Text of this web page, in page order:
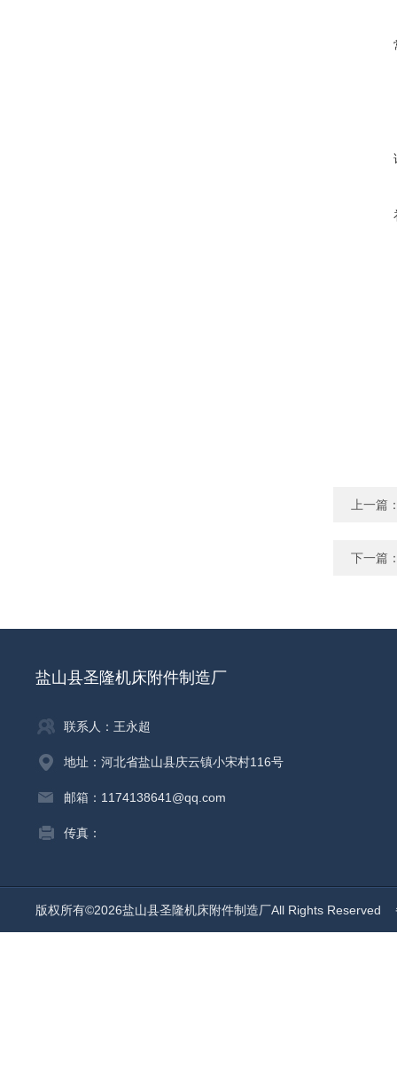
上一篇
下一篇
盐山县圣隆机床附件制造厂
联系人：王永超
地址：河北省盐山县庆云镇小宋村116号
邮箱：1174138641@qq.com
传真：
版权所有©2026盐山县圣隆机床附件制造厂All Rights Reserved